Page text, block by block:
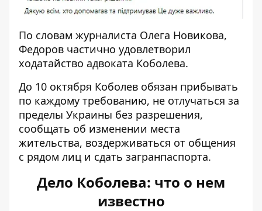
По словам журналиста Олега Новикова,
Федоров частично удовлетворил
ходатайство адвоката Коболева.
До 10 октября Коболев обязан прибывать
по каждому требованию, не отлучаться за
пределы Украины без разрешения,
сообщать об изменении места
жительства, воздерживаться от общения
с рядом лиц и сдать загранпаспорта.
Дело Коболева: что о нем
известно